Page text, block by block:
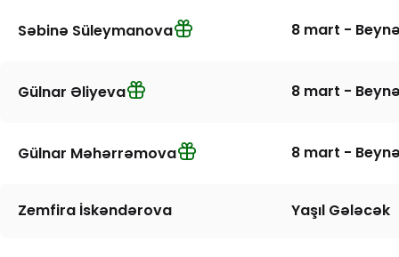
Səbinə Süleymanova 8 mart -
Gülnar Əliyeva 8 mart -
Gülnar Məhərrəmova 8 mart -
Zemfira İskəndərova Yaşıl Gələcək